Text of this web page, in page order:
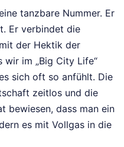
tanzbare Nummer. Er
Er verbindet die
der Hektik der
wir im „Big City Life“
sich oft so anfühlt. Die
zeitlos und die
bewiesen, dass man ein
es mit Vollgas in die